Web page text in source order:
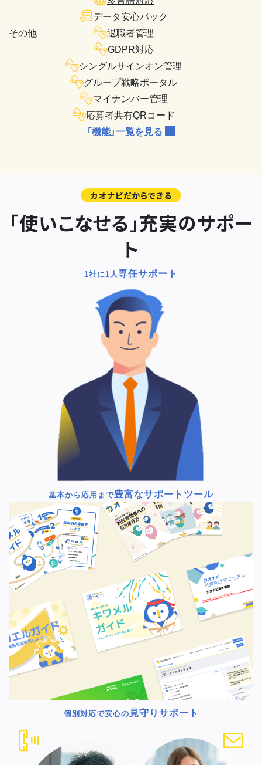
その他
データ安心パック
退職者管理
GDPR対応
シングルサインオン管理
グループ戦略ポータル
マイナンバー管理
応募者共有QRコード
「機能」一覧を見る
カオナビだからできる
「使いこなせる」充実のサポー
ト
1社に1人専任サポート
基本から応用まで豊富なサポートツール
個別対応で安心の 見守りサポート